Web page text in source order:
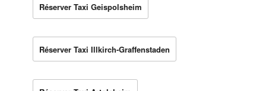
Réserver Taxi Geispolsheim
Réserver Taxi Illkirch-Graffenstaden